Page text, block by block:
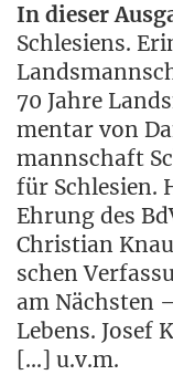
In die­ser
Schle­si­ens.
70 Jah­re
men­tar von
mann­schaft
für Schle­si­en.
Ehrung des
Chris­ti­an
schen
am Nächs­ten
Lebens. Josef
[…] u.v.m.